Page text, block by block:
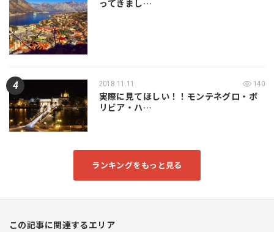
ってきまし…
2018.11.11 140
実際に見てほしい！！モンテネグロ・ボ
リビア・ハ…
ランキングをもっと見る
この記事に関連するエリア